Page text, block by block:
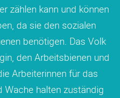
zählen kann und können
da sie den sozialen
benötigen. Das Volk
den Arbeitsbienen und
Arbeiterinnen für das
Wache halten zuständig